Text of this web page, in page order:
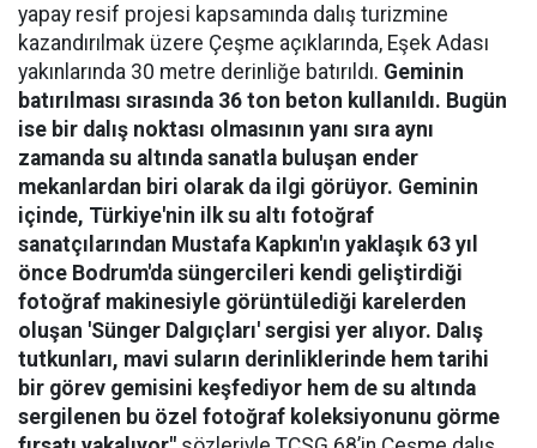
yapay resif projesi kapsamında dalış turizmine
kazandırılmak üzere Çeşme açıklarında, Eşek Adası
yakınlarında 30 metre derinliğe batırıldı. Geminin
batırılması sırasında 36 ton beton kullanıldı. Bugün
ise bir dalış noktası olmasının yanı sıra aynı
zamanda su altında sanatla buluşan ender
mekanlardan biri olarak da ilgi görüyor. Geminin
içinde, Türkiye'nin ilk su altı fotoğraf
sanatçılarından Mustafa Kapkın'ın yaklaşık 63 yıl
önce Bodrum'da süngercileri kendi geliştirdiği
fotoğraf makinesiyle görüntülediği karelerden
oluşan 'Sünger Dalgıçları' sergisi yer alıyor. Dalış
tutkunları, mavi suların derinliklerinde hem tarihi
bir görev gemisini keşfediyor hem de su altında
sergilenen bu özel fotoğraf koleksiyonunu görme